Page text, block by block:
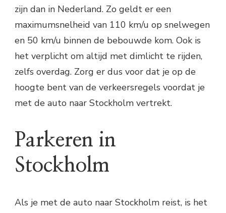
zijn dan in Nederland. Zo geldt er een
maximumsnelheid van 110 km/u op snelwegen
en 50 km/u binnen de bebouwde kom. Ook is
het verplicht om altijd met dimlicht te rijden,
zelfs overdag. Zorg er dus voor dat je op de
hoogte bent van de verkeersregels voordat je
met de auto naar Stockholm vertrekt.
Parkeren in
Stockholm
Als je met de auto naar Stockholm reist, is het